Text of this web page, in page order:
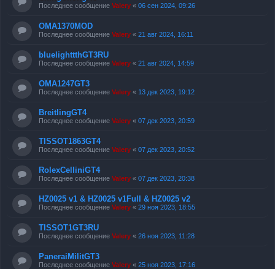
Последнее сообщение Valery « 06 сен 2024, 09:26
OMA1370MOD
Последнее сообщение Valery « 21 авг 2024, 16:11
bluelighttthGT3RU
Последнее сообщение Valery « 21 авг 2024, 14:59
OMA1247GT3
Последнее сообщение Valery « 13 дек 2023, 19:12
BreitlingGT4
Последнее сообщение Valery « 07 дек 2023, 20:59
TISSOT1863GT4
Последнее сообщение Valery « 07 дек 2023, 20:52
RolexCelliniGT4
Последнее сообщение Valery « 07 дек 2023, 20:38
HZ0025 v1 & HZ0025 v1Full & HZ0025 v2
Последнее сообщение Valery « 29 ноя 2023, 18:55
TISSOT1GT3RU
Последнее сообщение Valery « 26 ноя 2023, 11:28
PaneraiMilitGT3
Последнее сообщение Valery « 25 ноя 2023, 17:16